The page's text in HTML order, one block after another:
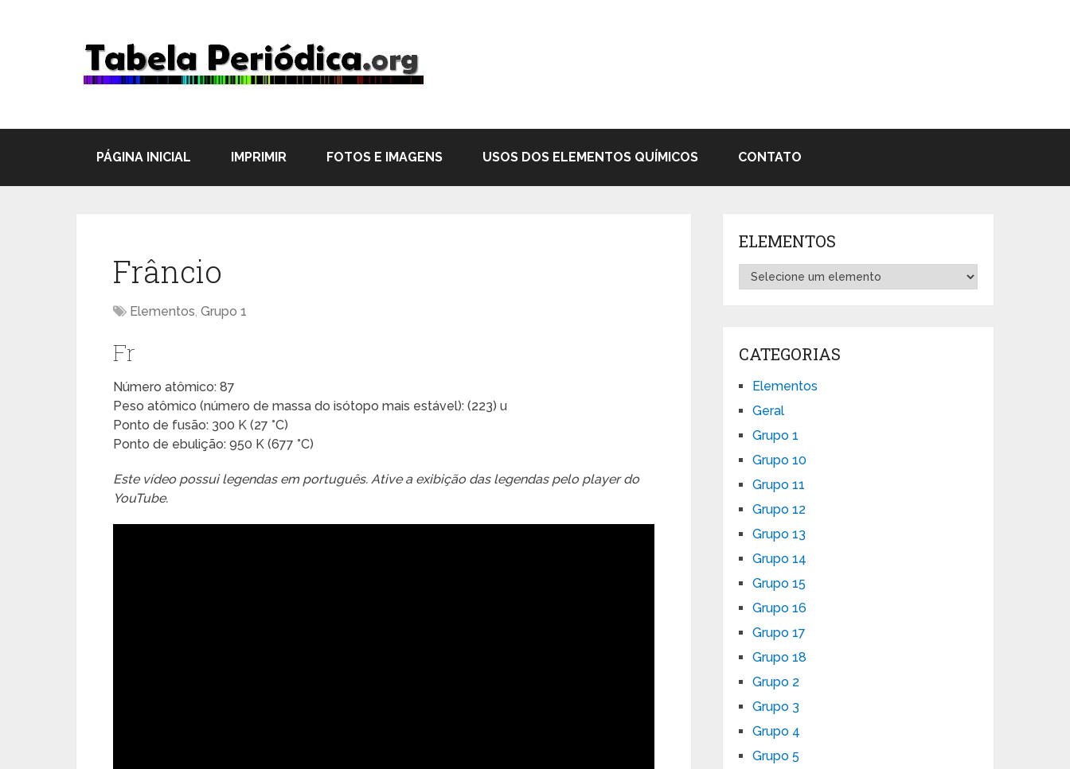
PÁGINA INICIAL IMPRIMIR FOTOS E IMAGENS USOS DOS ELEMENTOS QUÍMICOS CONTATO
Frâncio
Elementos, Grupo 1
Fr
Número atômico: 87
Peso atômico (número de massa do isótopo mais estável): (223) u
Ponto de fusão: 300 K (27 °C)
Ponto de ebulição: 950 K (677 °C)
Este vídeo possui legendas em português. Ative a exibição das legendas pelo player do
YouTube.
ELEMENTOS
CATEGORIAS
Elementos
Geral
Grupo 1
Grupo 10
Grupo 11
Grupo 12
Grupo 13
Grupo 14
Grupo 15
Grupo 16
Grupo 17
Grupo 18
Grupo 2
Grupo 3
Grupo 4
Grupo 5